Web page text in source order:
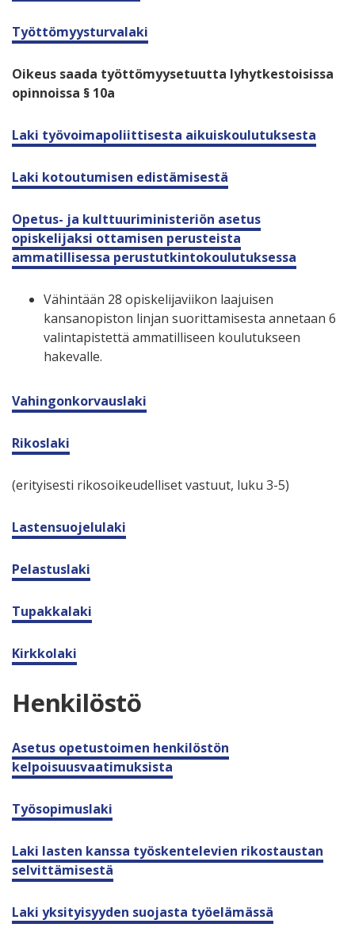
Työttömyysturvalaki
Oikeus saada työttömyysetuutta lyhytkestoisissa
opinnoissa § 10a
Laki työvoimapoliittisesta aikuiskoulutuksesta
Laki kotoutumisen edistämisestä
Opetus- ja kulttuuriministeriön asetus
opiskelijaksi ottamisen perusteista
ammatillisessa perustutkintokoulutuksessa
Vähintään 28 opiskelijaviikon laajuisen
kansanopiston linjan suorittamisesta annetaan 6
valintapistettä ammatilliseen koulutukseen
hakevalle.
Vahingonkorvauslaki
Rikoslaki
(erityisesti rikosoikeudelliset vastuut, luku 3-5)
Lastensuojelulaki
Pelastuslaki
Tupakkalaki
Kirkkolaki
Henkilöstö
Asetus opetustoimen henkilöstön
kelpoisuusvaatimuksista
Työsopimuslaki
Laki lasten kanssa työskentelevien rikostaustan
selvittämisestä
Laki yksityisyyden suojasta työelämässä